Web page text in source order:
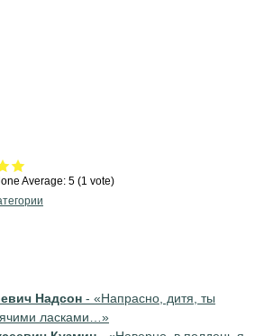
Average: 5 (1 vote)
Надсон - «Напрасно, дитя, ты
ласками…»